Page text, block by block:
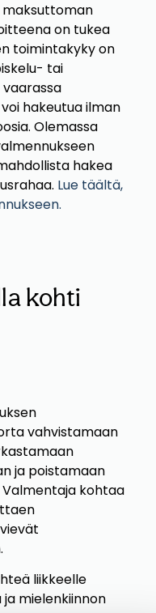
maksuttoman
on tukea
toimintakyky on
tai
hakeutua ilman
Olemassa
hakea
Lue täältä,
kohti
vahvistamaan
ja poistamaan
kohtaa
liikkeelle
ja mielenkiinnon